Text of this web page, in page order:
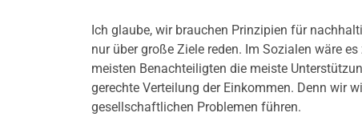
Ich glaube, wir brauchen Prinzipien für
nur über große Ziele reden. Im Sozialen wäre
meisten Benachteiligten die meiste
gerechte Verteilung der Einkommen. Denn wir
gesellschaftlichen Problemen führen.